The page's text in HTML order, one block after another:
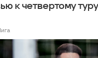
к четвертому